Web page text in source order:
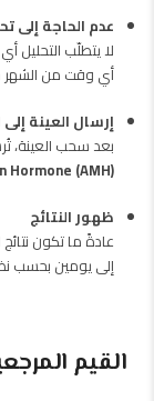
عدم الحاجة إلى
لا يتطلّب
أي وقت من الشهر
إرسال العينة إلى
بعد سحب العينة،
Hormone (AMH)
ظهور النتائج
عادةً ما تكون
إلى يومين بحسب
القيم